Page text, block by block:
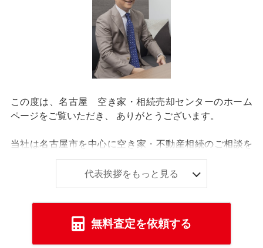
この度は、名古屋 空き家・相続売却センターのホーム
ページをご覧いただき、 ありがとうございます。
当社は名古屋市を中心に空き家・不動産相続のご相談を
多く受けている、不動産屋です。
“気軽に相談できる不動産”を目指して、自宅のある名古屋
市西区で創業しました。
大手にはない細やかなサポートとフットワークの軽さ、
そして地域密着ならではの情報力・提案力でお客様に寄
り添ったご提案をさせていただいております。
代表挨拶をもっと見る
無料査定を依頼する